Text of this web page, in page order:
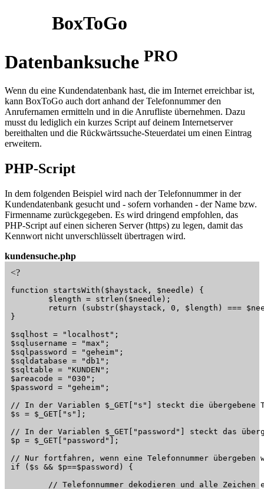
BoxToGo
Datenbanksuche PRO
Wenn du eine Kundendatenbank hast, die im Internet erreichbar ist,
kann BoxToGo auch dort anhand der Telefonnummer den
Anrufernamen ermitteln und in die Anrufliste übernehmen. Dazu
musst du lediglich ein kurzes Script auf deinem Internetserver
bereithalten und die Rückwärtssuche-Steuerdatei um einen Eintrag
erweitern.
PHP-Script
In dem folgenden Beispiel wird nach der Telefonnummer in der
Kundendatenbank gesucht und - sofern vorhanden - der Name bzw.
Firmenname zurückgegeben. Es wird dringend empfohlen, das
PHP-Script auf einen sicheren Server (https) zu legen, damit das
Kennwort nicht unverschlüsselt übertragen wird.
kundensuche.php
<?
function startsWith($haystack, $needle) {
}
$sqlhost = "localhost";
$sqlusername = "max";
$sqlpassword = "geheim";
$sqldatabase = "db1";
$sqltable = "KUNDEN";
$areacode = "030";
$password = "geheim";
// In der Variablen $_GET["s"] steckt die übergebene
$s = $_GET["s"];
// In der Variablen $_GET["password"] steckt das
$p = $_GET["password"];
// Nur fortfahren, wenn eine Telefonnummer übergeben
if ($s && $p==$password) {